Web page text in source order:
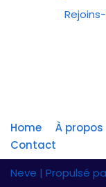
Home À propos
Contact
Neve | Propulsé